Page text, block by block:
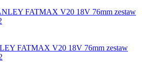
FATMAX V20 18V 76mm zestaw